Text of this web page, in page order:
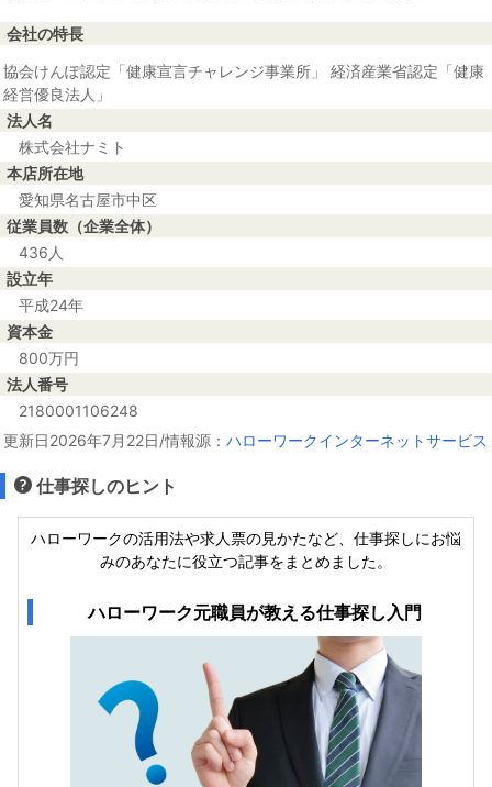
会社の特長
協会けんぽ認定「健康宣言チャレンジ事業所」 経済産業省認定「健康
経営優良法人」
法人名
株式会社ナミト
本店所在地
愛知県名古屋市中区
従業員数（企業全体）
436人
設立年
平成24年
資本金
800万円
法人番号
2180001106248
更新日2026年7月22日/情報源： ハローワークインターネットサービス
仕事探しのヒント
ハローワークの活用法や求人票の見かたなど、仕事探しにお悩
みのあなたに役立つ記事をまとめました。
ハローワーク元職員が教える仕事探し入門